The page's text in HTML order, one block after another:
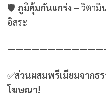
🛡 ภูมิคุ้มกันแกร่ง – วิตามิ
อิสระ
✅ส่วนผสมพรีเมียมจากธ
โฆษณา!